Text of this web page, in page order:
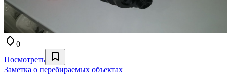
0
Посмотреть
Заметка о перебираемых объектах